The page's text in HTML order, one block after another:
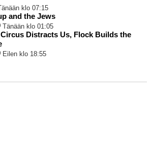
klo 07:15
and the Jews
Tänään klo 01:05
Distracts Us, Flock Builds the
Eilen klo 18:55